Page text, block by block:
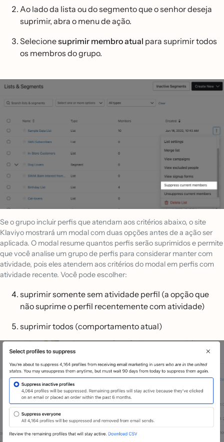
Ao lado da lista ou do segmento que o senhor deseja
suprimir, abra o menu de ação.
Selecionesuprimir membro atual para suprimir todos
os membros do grupo.
Se o grupo incluir perfis que atendam aos critérios abaixo, o site
Klaviyo mostrará um modal com duas opções antes de a ação ser
aplicada. O modal resume quantos perfis serão suprimidos e permite
que você analise um grupo de perfis para considerar manter com
atividade, pois eles atendem aos critérios do modal em perfis com
atividade recente. Você pode escolher:
suprimir somente sem atividade perfil (a opção que
não suprime o perfil recentemente com atividade)
suprimir todos (comportamento atual)